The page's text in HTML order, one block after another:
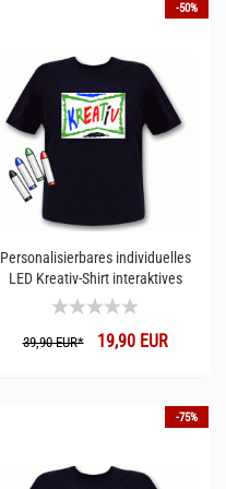
-50%
Personalisierbares individuelles
LED Kreativ-Shirt interaktives
Leuchtshirt
39,90 EUR*19,90 EUR
-75%